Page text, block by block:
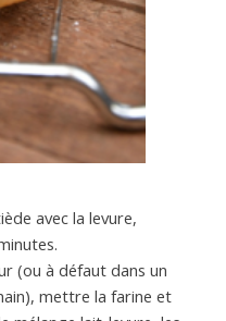
avec la levure,
(ou à défaut dans un
mettre la farine et